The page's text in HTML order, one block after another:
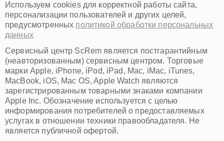
Омск
Красноярск
Пермь
Ульяновск
Киров
Архангельск
Астрахань
Белгород
Благовещенск
Брянск
Владивосток
Владикавказ
Владимир
Используем cookies для корректной работы сайта,
персонализации пользователей и других целей,
предусмотренных политикой обработки персональных
данных
Сервисный центр ScRem является постгарантийным
(неавторизованным) сервисным центром. Торговые
марки Apple, iPhone, iPod, iPad, Mac, iMac, iTunes,
MacBook, iOS, Mac OS, Apple Watch являются
зарегистрированным товарными знаками компании
Apple Inc. Обозначение используется с целью
информирования потребителей о предоставляемых
услугах в отношении техники правообладателя. Не
является публичной офертой.